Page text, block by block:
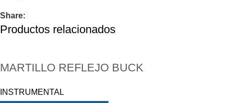
Share:
Productos relacionados
MARTILLO REFLEJO BUCK
INSTRUMENTAL